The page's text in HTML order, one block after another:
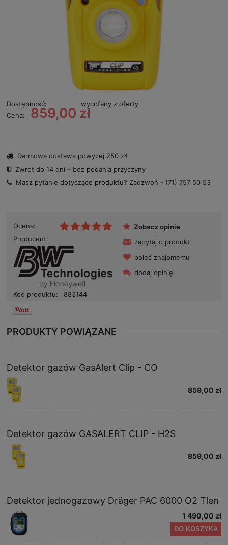
Dostępność:
wycofany z oferty
Cena:
859,00 zł
Darmowa dostawa powyżej 250 zł!
Zwrot do 14 dni – bez podania przyczyny
Masz pytanie dotyczące produktu? Zadzwoń - (71) 757 50 53
Ocena:
Producent:
Kod produktu: 883144
Zobacz opinie
zapytaj o produkt
poleć znajomemu
dodaj opinię
PRODUKTY POWIĄZANE
Detektor gazów GasAlert Clip - CO
859,00 zł
Detektor gazów GASALERT CLIP - H2S
859,00 zł
Detektor jednogazowy Dräger PAC 6000 O2 Tlen
1 490,00 zł
DO KOSZYKA